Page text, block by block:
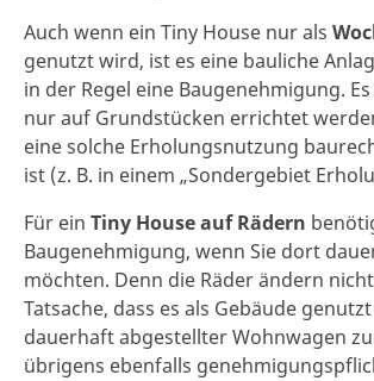
Auch wenn ein Tiny House nur als
genutzt wird, ist es eine bauliche
in der Regel eine Baugenehmigung.
nur auf Grundstücken errichtet
eine solche Erholungsnutzung
ist (z. B. in einem „Sondergebiet
Für ein Tiny House auf Rädern
Baugenehmigung, wenn Sie dort
möchten. Denn die Räder ändern
Tatsache, dass es als Gebäude
dauerhaft abgestellter Wohnwagen
übrigens ebenfalls